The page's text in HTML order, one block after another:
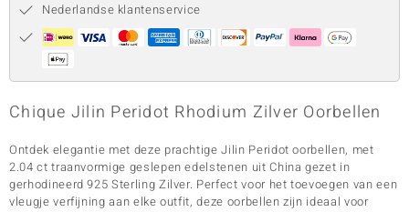
Nederlandse klantenservice
Chique Jilin Peridot Rhodium Zilver Oorbellen
Ontdek elegantie met deze prachtige Jilin Peridot oorbellen, met
2.04 ct traanvormige geslepen edelstenen uit China gezet in
gerhodineerd 925 Sterling Zilver. Perfect voor het toevoegen van een
vleugje verfijning aan elke outfit, deze oorbellen zijn ideaal voor